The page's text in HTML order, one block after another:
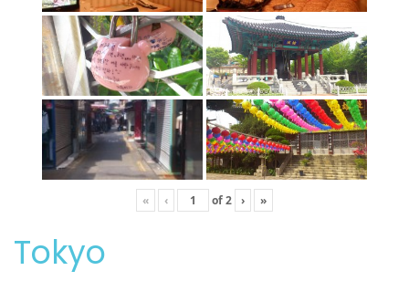
« ‹ of2 › »
Tokyo